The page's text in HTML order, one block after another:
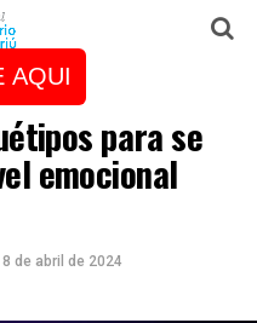
AQUI
para se
emocional
de abril de 2024